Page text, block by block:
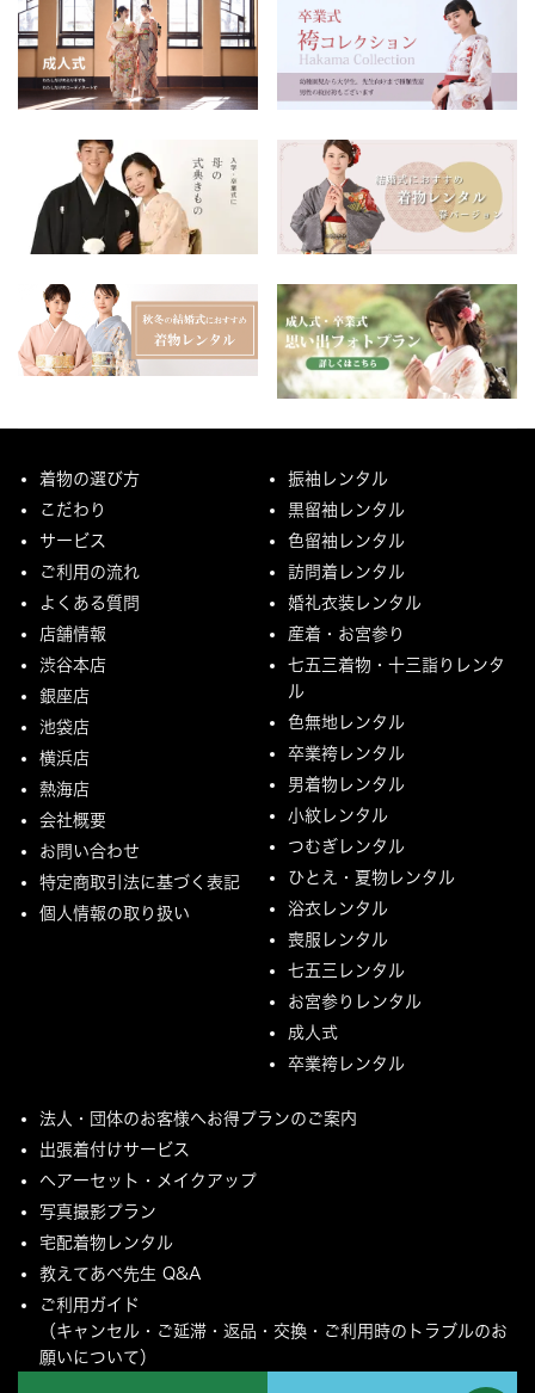
着物の選び方
こだわり
サービス
ご利用の流れ
よくある質問
店舗情報
渋谷本店
銀座店
池袋店
横浜店
熱海店
会社概要
お問い合わせ
特定商取引法に基づく表記
個人情報の取り扱い
振袖レンタル
黒留袖レンタル
色留袖レンタル
訪問着レンタル
婚礼衣装レンタル
産着・お宮参り
七五三着物・十三詣りレンタ
ル
色無地レンタル
卒業袴レンタル
男着物レンタル
小紋レンタル
つむぎレンタル
ひとえ・夏物レンタル
浴衣レンタル
喪服レンタル
七五三レンタル
お宮参りレンタル
成人式
卒業袴レンタル
法人・団体のお客様へお得プランのご案内
出張着付けサービス
ヘアーセット・メイクアップ
写真撮影プラン
宅配着物レンタル
教えてあべ先生 Q&A
ご利用ガイド
（キャンセル・ご延滞・返品・交換・ご利用時のトラブルのお
願いについて）